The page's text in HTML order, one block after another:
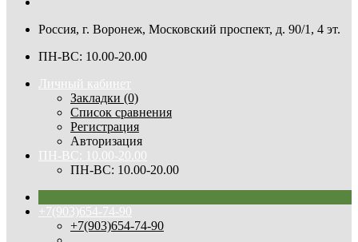
Россия, г. Воронеж, Московский проспект, д. 90/1, 4 эт.
ПН-ВС: 10.00-20.00
Личный кабинет
Закладки (0)
Список сравнения
Регистрация
Авторизация
ПН-ВС: 10.00-20.00
ПН-ВС: 10.00-20.00
+7(903)654-74-90
+7(903)654-74-90